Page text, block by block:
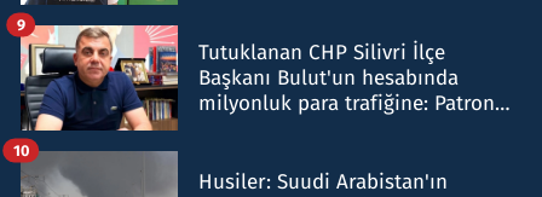
Tutuklanan CHP Silivri İlçe
Başkanı Bulut'un hesabında
milyonluk para trafiğine: Patron
9
Husiler: Suudi Arabistan'ın
10